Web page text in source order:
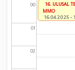
00
01
02
16. ULUSAL
MMO
16.04.2025 -